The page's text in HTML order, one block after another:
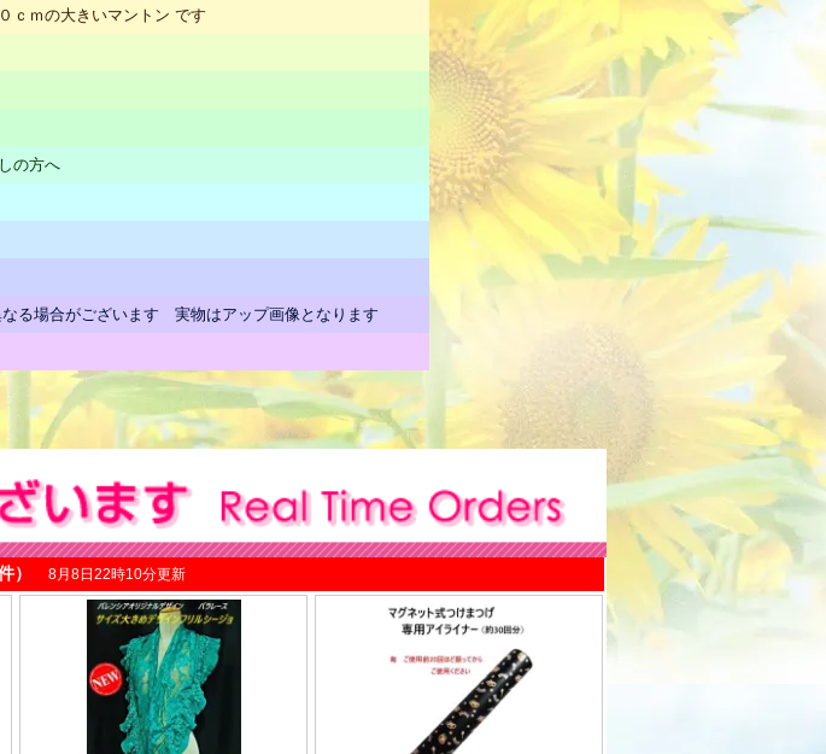
ｃｍの大きいマントン です
の方へ
る場合がございます 実物はアップ画像となります